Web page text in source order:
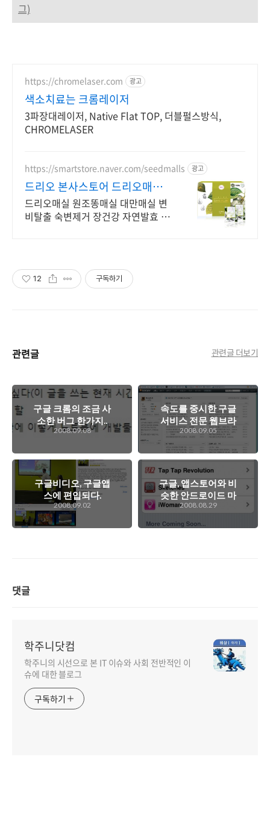
그)
https://chromelaser.com 광고
색소치료는 크롬레이저
3파장대레이저, Native Flat TOP, 더블펄스방식,
CHROMELASER
https://smartstore.naver.com/seedmalls 광고
드리오 본사스토어 드리오매실
매일 쾌변매실
드리오매실 원조똥매실 대만매실 변
비탈출 숙변제거 장건강 자연발효 변
12 구독하기
관련글 관련글 더보기
구글 크롬의 조금 사
소한 버그 한가지..
2008.09.08
속도를 중시한 구글
서비스 전문 웹브라
우저같은 크롬의 간
단 사용기
2008.09.05
구글비디오, 구글앱
스에 편입되다.
2008.09.02
구글, 앱스토어와 비
슷한 안드로이드 마
켓 선보여..
2008.08.29
댓글
학주니닷컴
학주니의 시선으로 본 IT 이슈와 사회 전반적인 이
슈에 대한 블로그
구독하기